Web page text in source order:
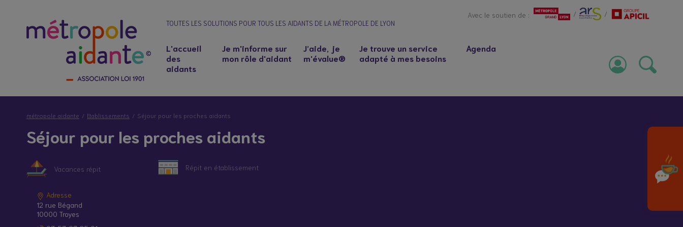
TOUTES LES SOLUTIONS POUR TOUS LES AIDANTS DE LA MÉTROPOLE DE LYON
L'accueil
des
aidants
Notre lieu d’accueil
Je m'informe sur
mon rôle d'aidant
Salariés aidants : concilier emploi et soutien à un proche
J’aide, je
m'évalue®
Je trouve un service
adapté à mes besoins
Agenda
Avec le soutien de : / /
métropole aidante Etablissements Séjour pour les proches aidants
Séjour pour les proches aidants
Vacances répit Répit en établissement
Adresse
12 rue Bégand
10000 Troyes